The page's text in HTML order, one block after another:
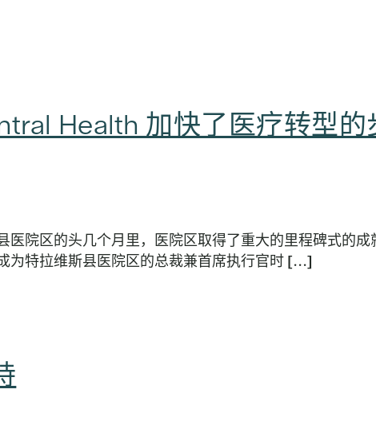
Health 加快了医疗转型的
院区的头几个月里，医院区取得了重大的里程碑式的成
特拉维斯县医院区的总裁兼首席执行官时 [...]